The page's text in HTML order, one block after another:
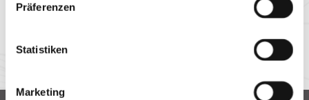
Präferenzen
Statistiken
Marketing
Neben unseren Blumenarrangements finden Sie bei
uns liebevoll ausgewählte Deko-Artikel, die Ihr Zuhause
oder Ihre Feier mit stilvollen Akzenten verschönern.